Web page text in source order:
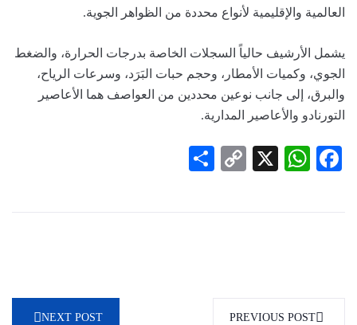
العالمية والإقليمية لأنواع محددة من الظواهر الجوية.
يشمل الأرشيف حالياً السجلات الخاصة بدرجات الحرارة، والضغط
الجوي، وكميات الأمطار، وحجم حبات البَرَد، وسرعات الرياح،
والبرق، إلى جانب نوعين محددين من العواصف هما الأعاصير
التورنادو والأعاصير المدارية.
Facebook
WhatsApp
X
Copy
PREVIOUS POST
NEXT POST